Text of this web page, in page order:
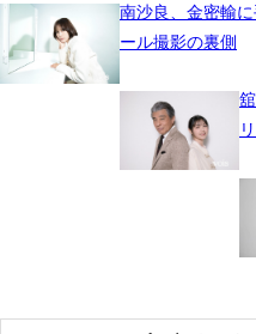
南沙良、金密輸
ール撮影の裏側